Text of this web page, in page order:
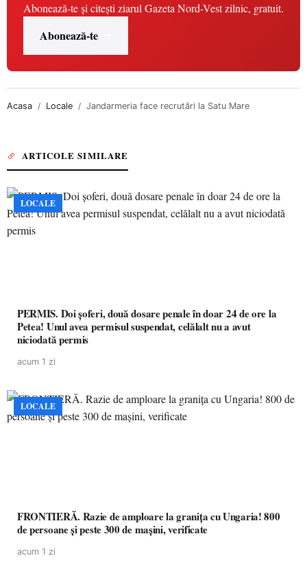
Abonează-te și citești ziarul Gazeta Nord-Vest zilnic, gratuit.
Abonează-te
Acasa Locale Jandarmeria face recrutări la Satu Mare
ARTICOLE SIMILARE
LOCALE
PERMIS. Doi șoferi, două dosare penale în doar 24 de ore la
Petea! Unul avea permisul suspendat, celălalt nu a avut
niciodată permis
acum 1 zi
LOCALE
FRONTIERĂ. Razie de amploare la granița cu Ungaria! 800
de persoane și peste 300 de mașini, verificate
acum 1 zi